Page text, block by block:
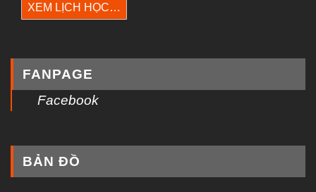
XEM LỊCH HỌC…
FANPAGE
Facebook
BẢN ĐỒ